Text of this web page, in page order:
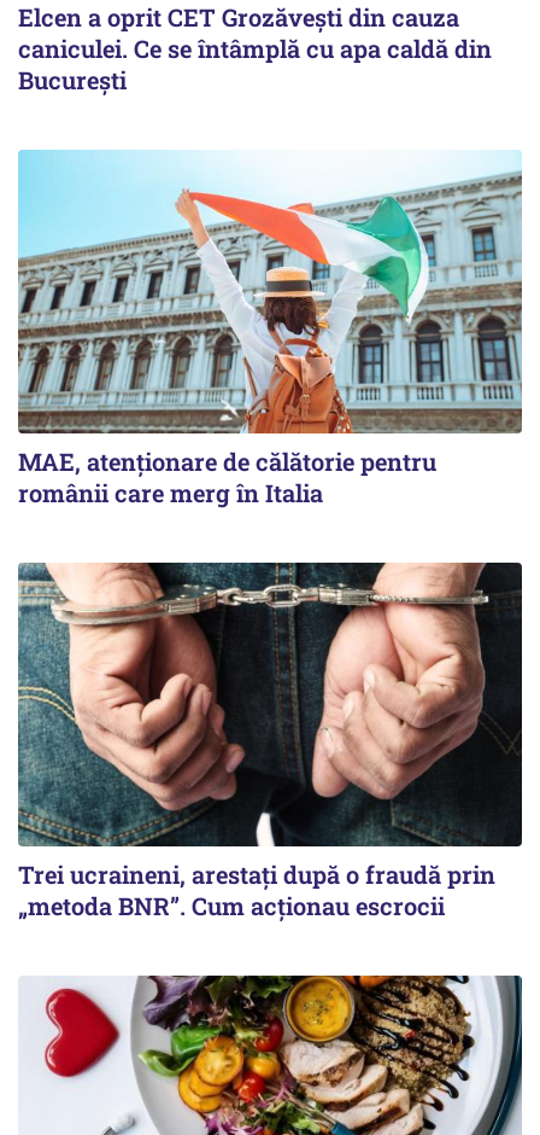
Elcen a oprit CET Grozăvești din cauza
caniculei. Ce se întâmplă cu apa caldă din
București
MAE, atenționare de călătorie pentru
românii care merg în Italia
Trei ucraineni, arestați după o fraudă prin
„metoda BNR”. Cum acționau escrocii